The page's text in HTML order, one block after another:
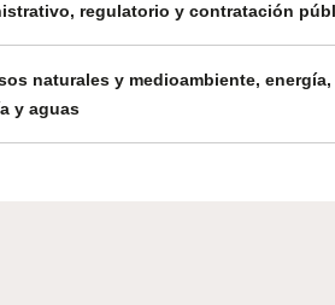
regulatorio y contratación
naturales y medioambiente, energía,
y aguas